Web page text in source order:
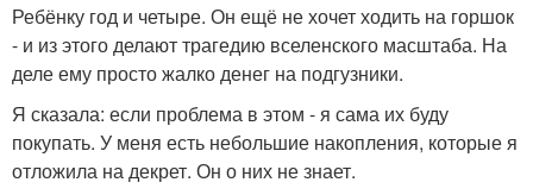
Ребёнку год и четыре. Он ещё не хочет ходить на горшок
- и из этого делают трагедию вселенского масштаба. На
деле ему просто жалко денег на подгузники.
Я сказала: если проблема в этом - я сама их буду
покупать. У меня есть небольшие накопления, которые я
отложила на декрет. Он о них не знает.